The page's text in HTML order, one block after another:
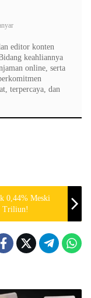
editor konten
keahliannya
online, serta
terpercaya, dan
0,44% Meski
Triliun!